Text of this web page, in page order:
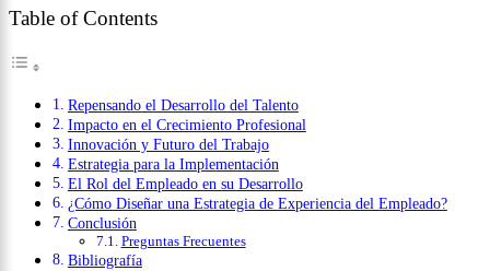
Table of Contents
Repensando el Desarrollo del Talento
Impacto en el Crecimiento Profesional
Innovación y Futuro del Trabajo
Estrategia para la Implementación
El Rol del Empleado en su Desarrollo
¿Cómo Diseñar una Estrategia de Experiencia del Empleado?
Conclusión
Preguntas Frecuentes
Bibliografía